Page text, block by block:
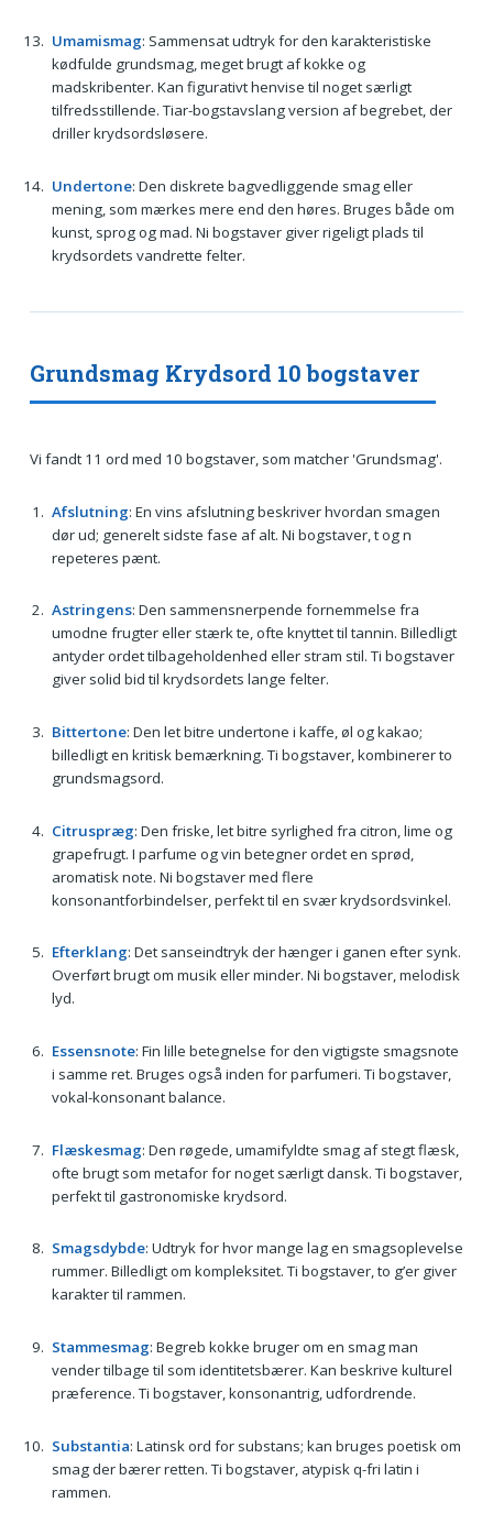
Umamismag: Sammensat udtryk for den karakteristiske
kødfulde grundsmag, meget brugt af kokke og
madskribenter. Kan figurativt henvise til noget særligt
tilfredsstillende. Tiar-bogstavslang version af begrebet, der
driller krydsordsløsere.
Undertone: Den diskrete bagvedliggende smag eller
mening, som mærkes mere end den høres. Bruges både om
kunst, sprog og mad. Ni bogstaver giver rigeligt plads til
krydsordets vandrette felter.
Grundsmag Krydsord 10 bogstaver
Vi fandt 11 ord med 10 bogstaver, som matcher 'Grundsmag'.
Afslutning: En vins afslutning beskriver hvordan smagen
dør ud; generelt sidste fase af alt. Ni bogstaver, t og n
repeteres pænt.
Astringens: Den sammensnerpende fornemmelse fra
umodne frugter eller stærk te, ofte knyttet til tannin. Billedligt
antyder ordet tilbageholdenhed eller stram stil. Ti bogstaver
giver solid bid til krydsordets lange felter.
Bittertone: Den let bitre undertone i kaffe, øl og kakao;
billedligt en kritisk bemærkning. Ti bogstaver, kombinerer to
grundsmagsord.
Citruspræg: Den friske, let bitre syrlighed fra citron, lime og
grapefrugt. I parfume og vin betegner ordet en sprød,
aromatisk note. Ni bogstaver med flere
konsonantforbindelser, perfekt til en svær krydsordsvinkel.
Efterklang: Det sanseindtryk der hænger i ganen efter synk.
Overført brugt om musik eller minder. Ni bogstaver, melodisk
lyd.
Essensnote: Fin lille betegnelse for den vigtigste smagsnote
i samme ret. Bruges også inden for parfumeri. Ti bogstaver,
vokal-konsonant balance.
Flæskesmag: Den røgede, umamifyldte smag af stegt flæsk,
ofte brugt som metafor for noget særligt dansk. Ti bogstaver,
perfekt til gastronomiske krydsord.
Smagsdybde: Udtryk for hvor mange lag en smagsoplevelse
rummer. Billedligt om kompleksitet. Ti bogstaver, to g’er giver
karakter til rammen.
Stammesmag: Begreb kokke bruger om en smag man
vender tilbage til som identitetsbærer. Kan beskrive kulturel
præference. Ti bogstaver, konsonantrig, udfordrende.
Substantia: Latinsk ord for substans; kan bruges poetisk om
smag der bærer retten. Ti bogstaver, atypisk q-fri latin i
rammen.